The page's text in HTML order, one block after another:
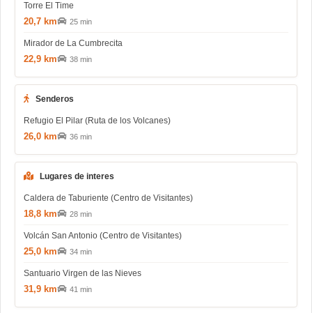
Torre El Time
20,7 km 25 min
Mirador de La Cumbrecita
22,9 km 38 min
Senderos
Refugio El Pilar (Ruta de los Volcanes)
26,0 km 36 min
Lugares de interes
Caldera de Taburiente (Centro de Visitantes)
18,8 km 28 min
Volcán San Antonio (Centro de Visitantes)
25,0 km 34 min
Santuario Virgen de las Nieves
31,9 km 41 min